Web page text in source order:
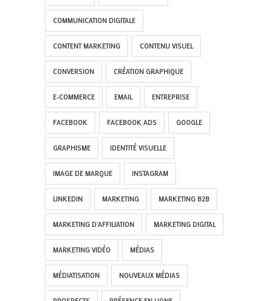
COMMUNICATION DIGITALE
CONTENT MARKETING CONTENU VISUEL
CONVERSION CRÉATION GRAPHIQUE
E-COMMERCE EMAIL ENTREPRISE
FACEBOOK FACEBOOK ADS GOOGLE
GRAPHISME IDENTITÉ VISUELLE
IMAGE DE MARQUE INSTAGRAM
LINKEDIN MARKETING MARKETING B2B
MARKETING D'AFFILIATION MARKETING DIGITAL
MARKETING VIDÉO MÉDIAS
MÉDIATISATION NOUVEAUX MÉDIAS